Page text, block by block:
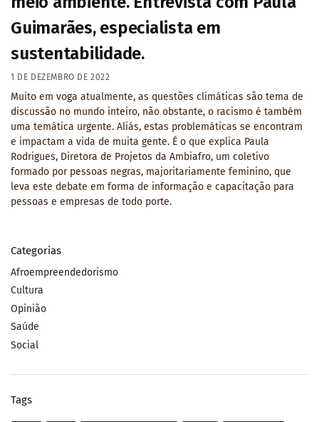
Guimarães, especialista em
sustentabilidade.
1 DE DEZEMBRO DE 2022
Muito em voga atualmente, as questões climáticas são tema de
discussão no mundo inteiro, não obstante, o racismo é também
uma temática urgente. Aliás, estas problemáticas se encontram
e impactam a vida de muita gente. É o que explica Paula
Rodrigues, Diretora de Projetos da Ambiafro, um coletivo
formado por pessoas negras, majoritariamente feminino, que
leva este debate em forma de informação e capacitação para
pessoas e empresas de todo porte.
Categorias
Afroempreendedorismo
Cultura
Opinião
Saúde
Social
Tags